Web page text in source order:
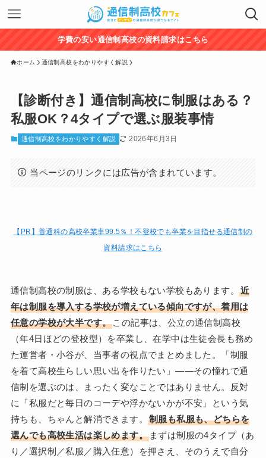
学費の安い通信制高校の資料請求はこちら
ホーム 通信制高校をわかりやすく解説
【診断付き】通信制高校に制服はある？
私服OK？4タイプで選ぶ服装事情
通信制高校をわかりやすく解説 2026年6月3日
当ページのリンクには広告が含まれています。
【PR】普通科の高校卒業率99.5％！不登校でも卒業を目指せる通信制の
資料請求はこちら
通信制高校の制服は、ある学校もない学校もあります。
近
年は制服を導入する学校が増えている傾向ですが、着用は
任意の学校が大半です。 この記事は、公立の通信制高校
（年4日ほどの登校型）を卒業し、在学中は生徒会長も務め
た運営者・小谷が、当事者の視点でまとめました。「制服
を着て高校生らしい思い出を作りたい」——その憧れで通
信制を選ぶのは、まったく変なことではありません。反対
に「私服だと毎日のコーデや浮かないかが不安」という気
持ちも、ちゃんと解消できます。
制服も私服も、どちらを
選んでも高校生活は楽しめます。まずは制服の4タイプ（あ
り／選択制／私服／購入任意）を押さえ、そのうえで自分